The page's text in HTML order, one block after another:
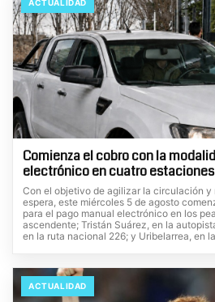
ACTUALIDAD
Comienza el cobro con la
electrónico en cuatro
Con el objetivo de agilizar la circulación y
espera, este miércoles 5 de agosto
para el pago manual electrónico en los
ascendente; Tristán Suárez, en la
en la ruta nacional 226; y Uribelarrea, en
ACTUALIDAD